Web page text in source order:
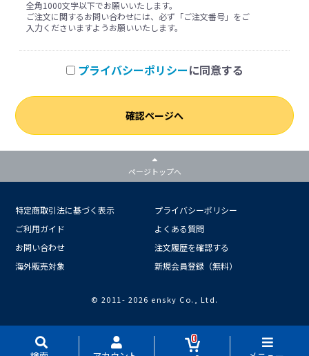
全角1000文字以下でお願いいたします。
ご注文に関するお問い合わせには、必ず「ご注文番号」をご
入力くださいますようお願いいたします。
プライバシーポリシーに同意する
確認ページへ
0
ページトップへ
特定商取引法に基づく表示
プライバシーポリシー
ご利用ガイド
よくある質問
お問い合わせ
注文履歴を確認する
海外販売対象
新規会員登録（無料）
© 2011- 2026 ensky Co., Ltd.